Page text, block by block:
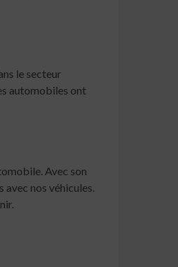
le secteur
automobiles ont
Avec son
nos véhicules.